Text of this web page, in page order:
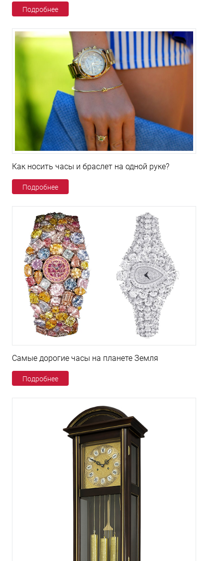
Подробнее
Как носить часы и браслет на одной руке?
Подробнее
Самые дорогие часы на планете Земля
Подробнее